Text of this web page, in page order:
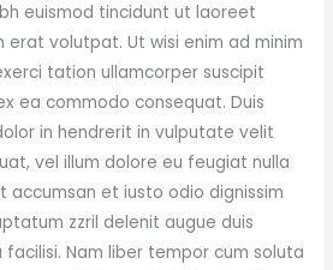
euismod tincidunt ut laoreet
erat volutpat. Ut wisi enim ad minim
tation ullamcorper suscipit
ea commodo consequat. Duis
in hendrerit in vulputate velit
vel illum dolore eu feugiat nulla
accumsan et iusto odio dignissim
zzril delenit augue duis
Nam liber tempor cum soluta